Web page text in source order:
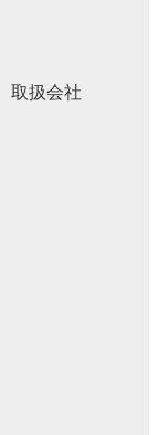
取扱会社